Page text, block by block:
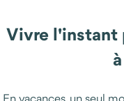
Vivre l'instant